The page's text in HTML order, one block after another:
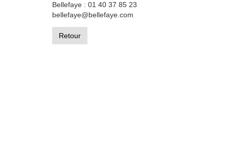
Bellefaye : 01 40 37 85 23
bellefaye@bellefaye.com
Retour